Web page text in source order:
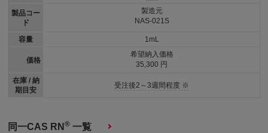
製品コー
ド
容量
価格
在庫 / 納
期目安
製造元
NAS-021S
1mL
希望納入価格
35,300 円
受注後2～3週間程度 ※
同一CAS RN® 一覧